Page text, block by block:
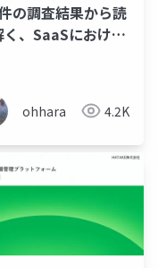
の調査結果から読
く、SaaSにおける
ohhara 4.2K